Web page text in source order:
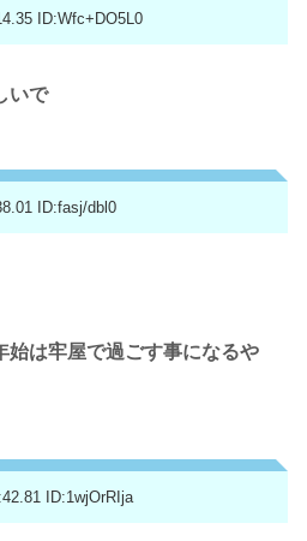
ID:Wfc+DO5L0
いで
ID:fasj/dbl0
始は牢屋で過ごす事になるや
ID:1wjOrRIja